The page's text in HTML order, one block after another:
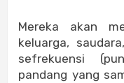
Mereka akan
keluarga,
sefrekuensi
pandang yang